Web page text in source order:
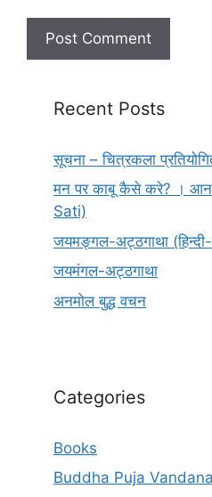
Recent Posts
सूचना – चित्रकला
मन पर काबू कैसे करे? ।
Sati)
जयमङ्गल-अट्ठगाथा (हिन्दी-
जयमंगल-अट्ठगाथा
अनमोल बुद्ध वचन
Categories
Books
Buddha Puja Vandana